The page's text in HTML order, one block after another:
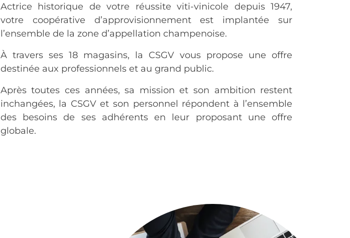
Actrice historique de votre réussite viti-vinicole depuis 1947,
votre coopérative d’approvisionnement est implantée sur
l’ensemble de la zone d’appellation champenoise.
À travers ses 18 magasins, la CSGV vous propose une offre
destinée aux professionnels et au grand public.
Après toutes ces années, sa mission et son ambition restent
inchangées, la CSGV et son personnel répondent à l’ensemble
des besoins de ses adhérents en leur proposant une offre
globale.